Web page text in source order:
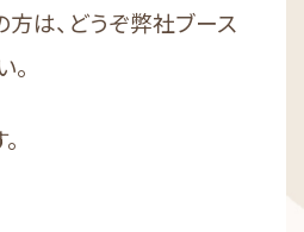
方は、どうぞ弊社ブース